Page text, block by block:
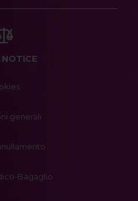
generali
Bagaglio